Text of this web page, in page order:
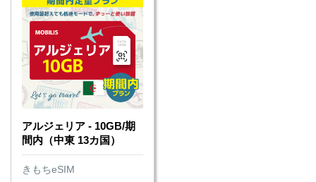
アルジェリア - 10GB/期
間内（中東 13カ国）
きもちeSIM